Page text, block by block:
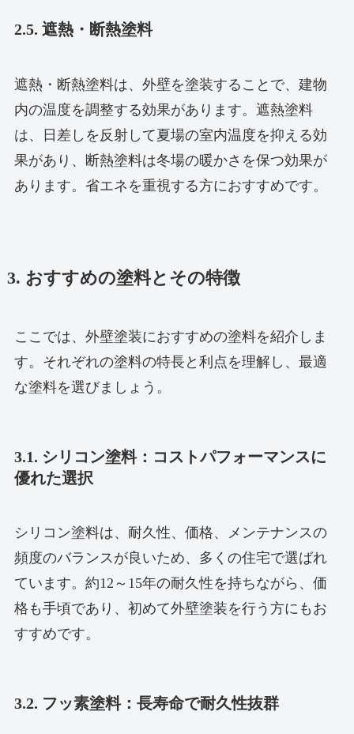
2.5. 遮熱・断熱塗料
遮熱・断熱塗料は、外壁を塗装することで、建物
内の温度を調整する効果があります。遮熱塗料
は、日差しを反射して夏場の室内温度を抑える効
果があり、断熱塗料は冬場の暖かさを保つ効果が
あります。省エネを重視する方におすすめです。
3. おすすめの塗料とその特徴
ここでは、外壁塗装におすすめの塗料を紹介しま
す。それぞれの塗料の特長と利点を理解し、最適
な塗料を選びましょう。
3.1. シリコン塗料：コストパフォーマンスに
優れた選択
シリコン塗料は、耐久性、価格、メンテナンスの
頻度のバランスが良いため、多くの住宅で選ばれ
ています。約12～15年の耐久性を持ちながら、価
格も手頃であり、初めて外壁塗装を行う方にもお
すすめです。
3.2. フッ素塗料：長寿命で耐久性抜群